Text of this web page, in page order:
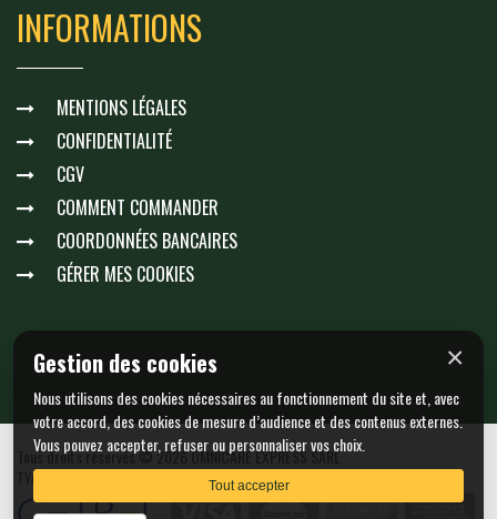
INFORMATIONS
MENTIONS LÉGALES
CONFIDENTIALITÉ
CGV
COMMENT COMMANDER
COORDONNÉES BANCAIRES
GÉRER MES COOKIES
Tous droits réservés © 2026 OMNICARE EXPRESS SARL
TVA Intracom. : LU23511061 - N. EORI : LU23511061
×
Gestion des cookies
Nous utilisons des cookies nécessaires au fonctionnement du site et, avec
votre accord, des cookies de mesure d’audience et des contenus externes.
Vous pouvez accepter, refuser ou personnaliser vos choix.
Tout accepter